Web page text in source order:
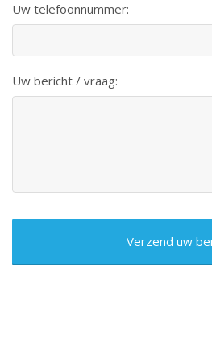
Uw telefoonnummer:
Uw bericht / vraag: